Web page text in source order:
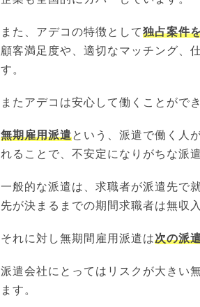
また、アデコの特徴として独占案件
顧客満足度や、適切なマッチング、
す。
またアデコは安心して働くことがで
無期雇用派遣という、派遣で働く人
れることで、不安定になりがちな派
一般的な派遣は、求職者が派遣先で
先が決まるまでの期間求職者は無収入
それに対し無期間雇用派遣は次の派
派遣会社にとってはリスクが大きい
ます。